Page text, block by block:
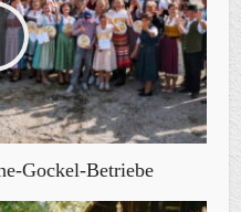
Gockel-Betriebe